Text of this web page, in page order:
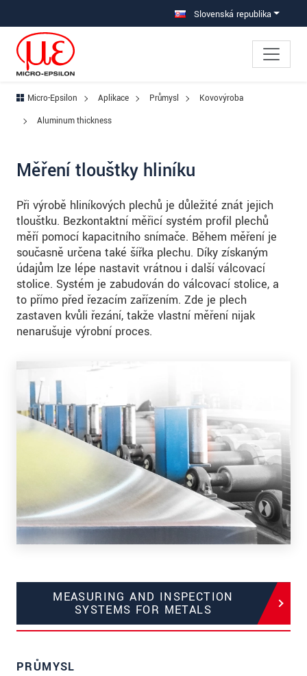
Prejdite priamo na hlavnú navigáciu Slovenská republika
Micro-Epsilon Aplikace Průmysl
Kovovýroba
Aluminum thickness
Měření tloušťky hliníku
Při výrobě hliníkových plechů je důležité znát jejich
tloušťku. Bezkontaktní měřicí systém profil plechů
měří pomocí kapacitního snímače. Během měření je
současně určena také šířka plechu. Díky získaným
údajům lze lépe nastavit vrátnou i další válcovací
stolice. Systém je zabudován do válcovací stolice, a
to přímo před řezacím zařízením. Zde je plech
zastaven kvůli řezání, takže vlastní měření nijak
nenarušuje výrobní proces.
MEASURING AND INSPECTION
SYSTEMS FOR METALS
PRŮMYSL